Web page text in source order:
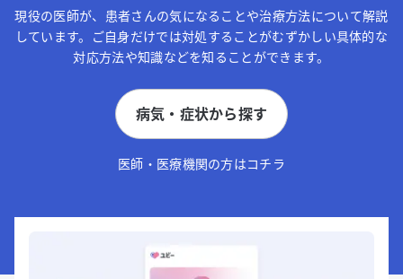
現役の医師が、患者さんの気になることや治療方法について解説
しています。ご自身だけでは対処することがむずかしい具体的な
対応方法や知識などを知ることができます。
病気・症状から探す
医師・医療機関の方はコチラ